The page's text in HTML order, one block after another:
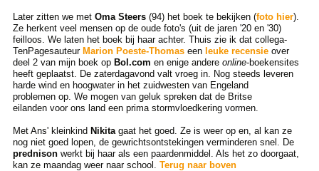
Later zitten we met Oma Steers(94) het boek te bekijken (foto hier).
Ze herkent veel mensen op de oude foto's (uit de jaren '20 en '30)
feilloos. We laten het boek bij haar achter. Thuis zie ik dat collega-
TenPagesauteur Marion Poeste-Thomaseen leuke recensieover
deel 2 van mijn boek op Bol.com en enige andere online-boekensites
heeft geplaatst. De zaterdagavond valt vroeg in. Nog steeds leveren
harde wind en hoogwater in het zuidwesten van Engeland
problemen op. We mogen van geluk spreken dat de Britse
eilanden voor ons land een prima stormvloedkering vormen.
Met Ans' kleinkind Nikitagaat het goed. Ze is weer op en, al kan ze
nog niet goed lopen, de gewrichtsontstekingen verminderen snel. De
prednisonwerkt bij haar als een paardenmiddel. Als het zo doorgaat,
kan ze maandag weer naar school. Terug naar boven